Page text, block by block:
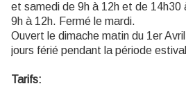
et samedi de 9h à 12h et de 14h30
9h à 12h. Fermé le mardi.
Ouvert le dimache matin du 1er
jours férié pendant la période
Tarifs: